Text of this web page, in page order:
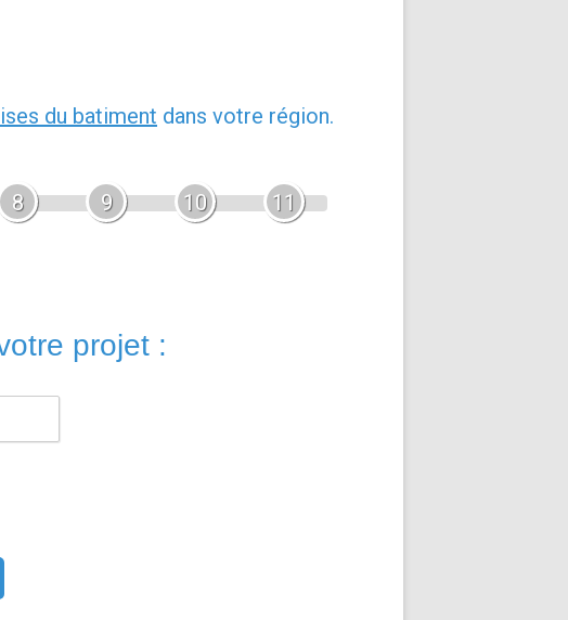
du batiment dans votre région.
8 9 10 11
projet :